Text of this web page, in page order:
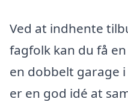
Ved at indhente
fagfolk kan du få
en dobbelt garage
er en god idé at